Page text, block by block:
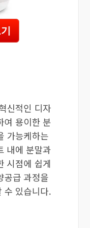
신적인 디자
여 용이한 분
가능케하는
내에 분말과
시점에 쉽게
공급 과정을
수 있습니다.